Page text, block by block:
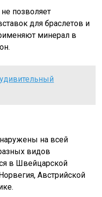
позволяет
для браслетов и
минерал в
на всей
видов
в Швейцарской
Австрийской